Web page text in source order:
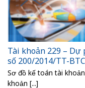
Tài khoản 229 –
số 200/2014/TT-BTC
Sơ đồ kế toán tài
khoản [...]